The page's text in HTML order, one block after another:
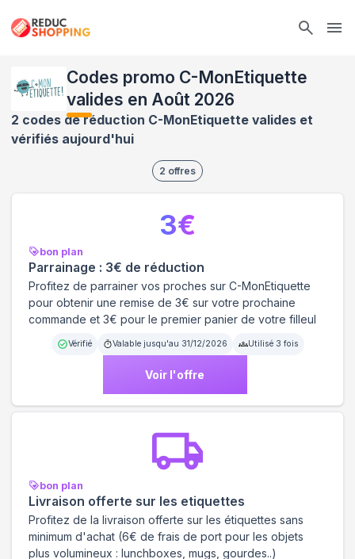
Codes promo C-MonEtiquette
valides en Août 2026
2 codes de réduction C-MonEtiquette valides et
vérifiés aujourd'hui
2 offres
bon plan
Parrainage : 3€ de réduction
Profitez de parrainer vos proches sur C-MonEtiquette
pour obtenir une remise de 3€ sur votre prochaine
commande et 3€ pour le premier panier de votre filleul
Vérifié Valable jusqu'au 31/12/2026 Utilisé 3 fois
Voir l'offre
3€
bon plan
Livraison offerte sur les etiquettes
Profitez de la livraison offerte sur les étiquettes sans
minimum d'achat (6€ de frais de port pour les objets
plus volumineux : lunchboxes, mugs, gourdes..)